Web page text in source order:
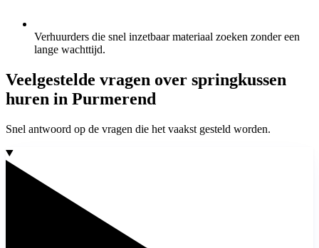
Verhuurders die snel inzetbaar materiaal zoeken zonder een
lange wachttijd.
Veelgestelde vragen over springkussen
huren in Purmerend
Snel antwoord op de vragen die het vaakst gesteld worden.